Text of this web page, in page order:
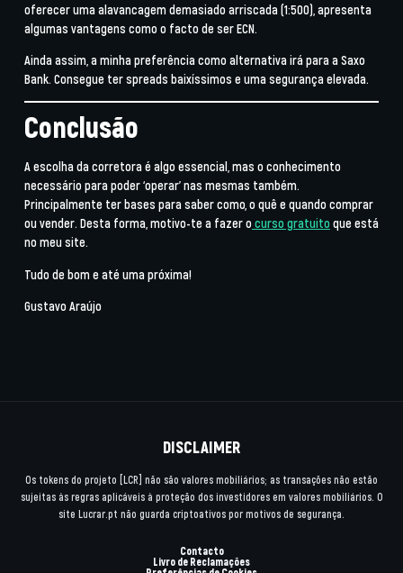
oferecer uma alavancagem demasiado arriscada (1:500), apresenta
algumas vantagens como o facto de ser ECN.
Ainda assim, a minha preferência como alternativa irá para a Saxo
Bank. Consegue ter spreads baixíssimos e uma segurança elevada.
Conclusão
A escolha da corretora é algo essencial, mas o conhecimento
necessário para poder ‘operar’ nas mesmas também.
Principalmente ter bases para saber como, o quê e quando comprar
ou vender. Desta forma, motivo-te a fazer o curso gratuito que está
no meu site.
Tudo de bom e até uma próxima!
Gustavo Araújo
DISCLAIMER
Os tokens do projeto [LCR] não são valores mobiliários; as transações não estão
sujeitas às regras aplicáveis à proteção dos investidores em valores mobiliários. O
site Lucrar.pt não guarda criptoativos por motivos de segurança.
Contacto
Livro de Reclamações